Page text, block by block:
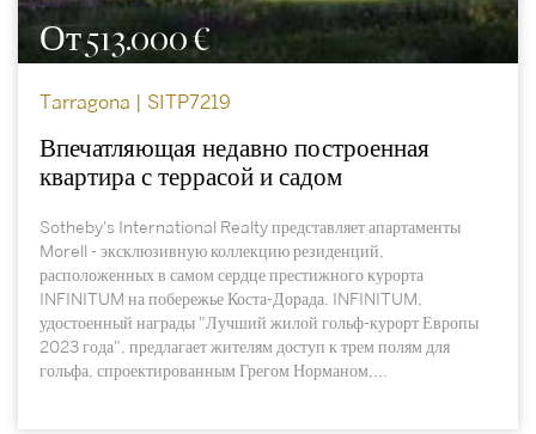
От 513.000 €
Tarragona | SITP7219
Впечатляющая недавно построенная
квартира с террасой и садом
Sotheby's International Realty представляет апартаменты
Morell - эксклюзивную коллекцию резиденций,
расположенных в самом сердце престижного курорта
INFINITUM на побережье Коста-Дорада. INFINITUM,
удостоенный награды "Лучший жилой гольф-курорт Европы
2023 года", предлагает жителям доступ к трем полям для
гольфа, спроектированным Грегом Норманом,...